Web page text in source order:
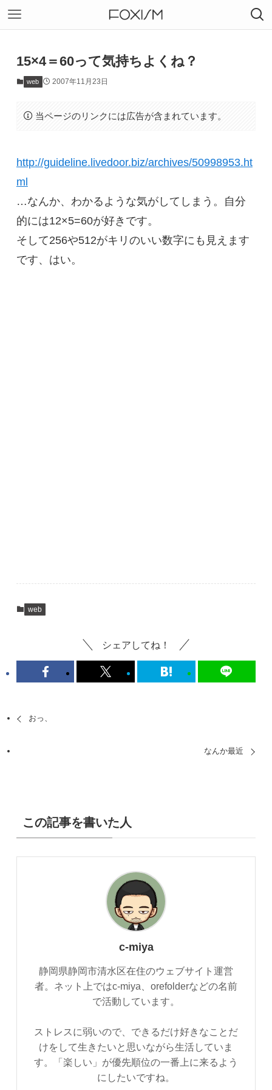
15×4＝60って気持ちよくね？
web 2007年11月23日
当ページのリンクには広告が含まれています。
http://guideline.livedoor.biz/archives/50998953.ht
ml
…なんか、わかるような気がしてしまう。自分
的には12×5=60が好きです。
そして256や512がキリのいい数字にも見えます
です、はい。
web
シェアしてね！
おっ、
なんか最近
この記事を書いた人
c-miya
静岡県静岡市清水区在住のウェブサイト運営
者。ネット上ではc-miya、orefolderなどの名前
で活動しています。
ストレスに弱いので、できるだけ好きなことだ
けをして生きたいと思いながら生活していま
す。「楽しい」が優先順位の一番上に来るよう
にしたいですね。